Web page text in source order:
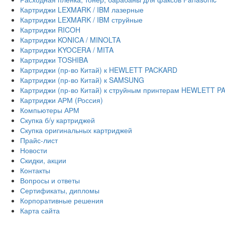
Картриджи LEXMARK / IBM лазерные
Картриджи LEXMARK / IBM струйные
Картриджи RICOH
Картриджи KONICA / MINOLTA
Картриджи KYOCERA / MITA
Картриджи TOSHIBA
Картриджи (пр-во Китай) к HEWLETT PACKARD
Картриджи (пр-во Китай) к SAMSUNG
Картриджи (пр-во Китай) к струйным принтерам HEWLETT
Картриджи АРМ (Россия)
Компьютеры АРМ
Скупка б/у картриджей
Скупка оригинальных картриджей
Прайс-лист
Новости
Скидки, акции
Контакты
Вопросы и ответы
Сертификаты, дипломы
Корпоративные решения
Карта сайта